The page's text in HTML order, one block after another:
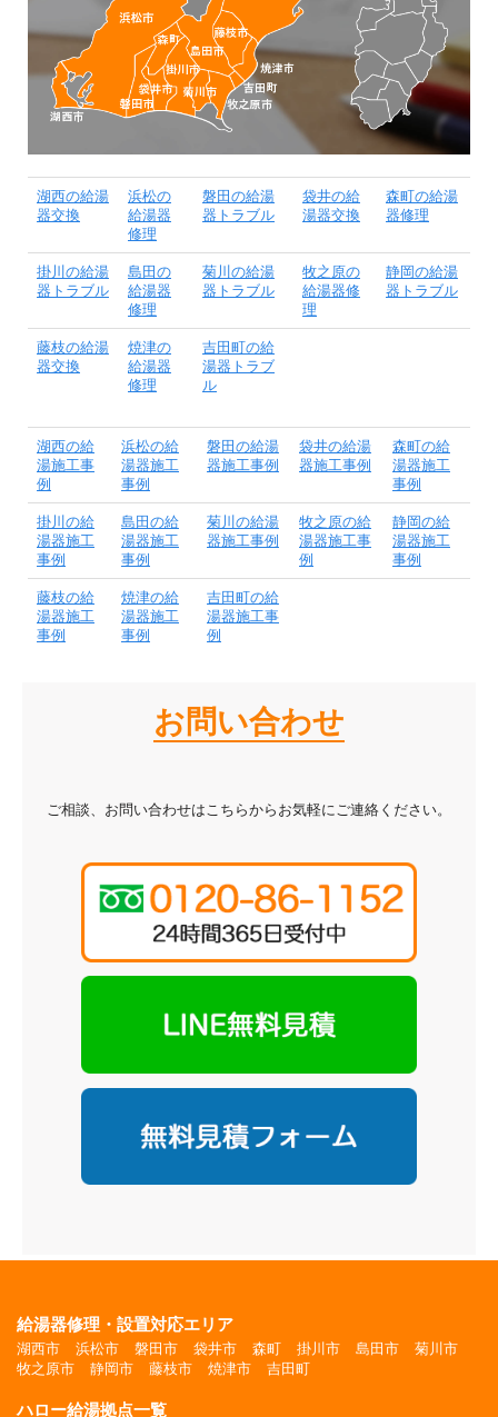
湖西の給湯
器交換
浜松の
給湯器
修理
磐田の給湯
器トラブル
袋井の給
湯器交換
森町の給湯
器修理
掛川の給湯
器トラブル
島田の
給湯器
修理
菊川の給湯
器トラブル
牧之原の
給湯器修
理
静岡の給湯
器トラブル
藤枝の給湯
器交換
焼津の
給湯器
修理
吉田町の給
湯器トラブ
ル
湖西の給
湯施工事
例
浜松の給
湯器施工
事例
磐田の給湯
器施工事例
袋井の給湯
器施工事例
森町の給
湯器施工
事例
掛川の給
湯器施工
事例
島田の給
湯器施工
事例
菊川の給湯
器施工事例
牧之原の給
湯器施工事
例
静岡の給
湯器施工
事例
藤枝の給
湯器施工
事例
焼津の給
湯器施工
事例
吉田町の給
湯器施工事
例
お問い合わせ
ご相談、お問い合わせはこちらからお気軽にご連絡ください。
給湯器修理・設置対応エリア
湖西市 浜松市 磐田市 袋井市 森町 掛川市 島田市
菊川市
牧之原市
静岡市 藤枝市 焼津市 吉田町
ハロー給湯拠点一覧